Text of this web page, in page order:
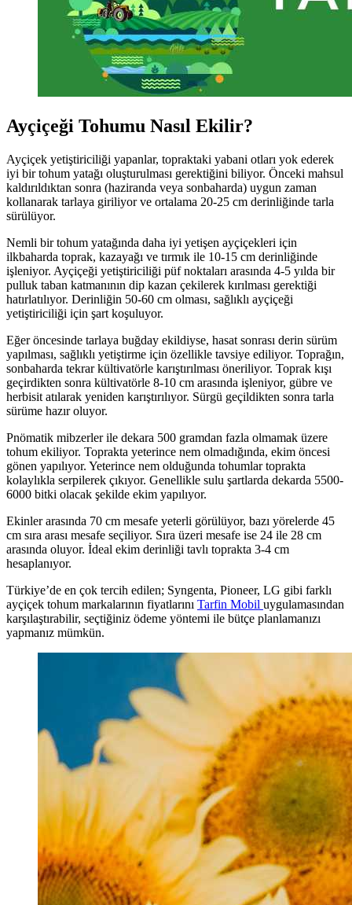
Ayçiçeği Tohumu Nasıl Ekilir?
Ayçiçek yetiştiriciliği yapanlar, topraktaki yabani otları yok ederek
iyi bir tohum yatağı oluşturulması gerektiğini biliyor. Önceki mahsul
kaldırıldıktan sonra (haziranda veya sonbaharda) uygun zaman
kollanarak tarlaya giriliyor ve ortalama 20-25 cm derinliğinde tarla
sürülüyor.
Nemli bir tohum yatağında daha iyi yetişen ayçiçekleri için
ilkbaharda toprak, kazayağı ve tırmık ile 10-15 cm derinliğinde
işleniyor. Ayçiçeği yetiştiriciliği püf noktaları arasında 4-5 yılda bir
pulluk taban katmanının dip kazan çekilerek kırılması gerektiği
hatırlatılıyor. Derinliğin 50-60 cm olması, sağlıklı ayçiçeği
yetiştiriciliği için şart koşuluyor.
Eğer öncesinde tarlaya buğday ekildiyse, hasat sonrası derin sürüm
yapılması, sağlıklı yetiştirme için özellikle tavsiye ediliyor. Toprağın,
sonbaharda tekrar kültivatörle karıştırılması öneriliyor. Toprak kışı
geçirdikten sonra kültivatörle 8-10 cm arasında işleniyor, gübre ve
herbisit atılarak yeniden karıştırılıyor. Sürgü geçildikten sonra tarla
sürüme hazır oluyor.
Pnömatik mibzerler ile dekara 500 gramdan fazla olmamak üzere
tohum ekiliyor. Toprakta yeterince nem olmadığında, ekim öncesi
gönen yapılıyor. Yeterince nem olduğunda tohumlar toprakta
kolaylıkla serpilerek çıkıyor. Genellikle sulu şartlarda dekarda 5500-
6000 bitki olacak şekilde ekim yapılıyor.
Ekinler arasında 70 cm mesafe yeterli görülüyor, bazı yörelerde 45
cm sıra arası mesafe seçiliyor. Sıra üzeri mesafe ise 24 ile 28 cm
arasında oluyor. İdeal ekim derinliği tavlı toprakta 3-4 cm
hesaplanıyor.
Türkiye’de en çok tercih edilen; Syngenta, Pioneer, LG gibi farklı
ayçiçek tohum markalarının fiyatlarını Tarfin Mobil uygulamasından
karşılaştırabilir, seçtiğiniz ödeme yöntemi ile bütçe planlamanızı
yapmanız mümkün.